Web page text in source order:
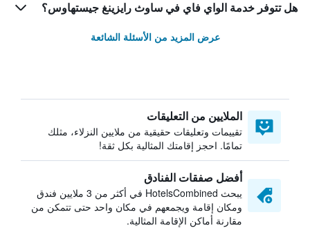
هل تتوفر خدمة الواي فاي في ساوث رايزينغ جيستهاوس؟
عرض المزيد من الأسئلة الشائعة
الملايين من التعليقات
تقييمات وتعليقات حقيقية من ملايين النزلاء، مثلك
تمامًا. احجز إقامتك المثالية بكل ثقة!
أفضل صفقات الفنادق
يبحث HotelsCombined في أكثر من 3 ملايين فندق
ومكان إقامة ويجمعهم في مكان واحد حتى تتمكن من
مقارنة أماكن الإقامة المثالية.